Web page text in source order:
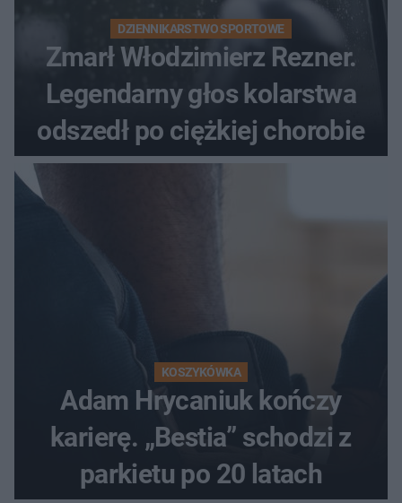
DZIENNIKARSTWO SPORTOWE
Zmarł Włodzimierz Rezner.
Legendarny głos kolarstwa
odszedł po ciężkiej chorobie
KOSZYKÓWKA
Adam Hrycaniuk kończy
karierę. „Bestia” schodzi z
parkietu po 20 latach